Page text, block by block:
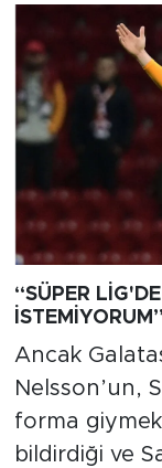
“SÜPER
İSTEMİYORUM”
Ancak
Nelsson’un,
forma
bildirdiği ve